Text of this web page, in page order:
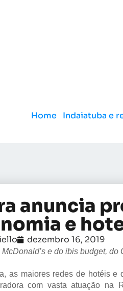
Home Indaiatuba e
anuncia
e
dezembro 16, 2019
e do ibis budget,
as maiores redes de hotéis
com vasta atuação na